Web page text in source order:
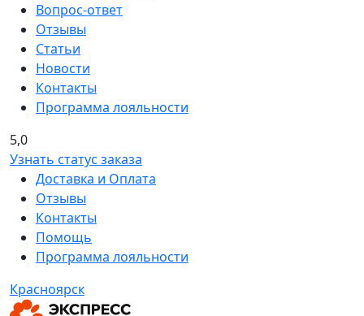
Вопрос-ответ
Отзывы
Статьи
Новости
Контакты
Программа лояльности
5,0
Узнать статус заказа
Доставка и Оплата
Отзывы
Контакты
Помощь
Программа лояльности
Красноярск